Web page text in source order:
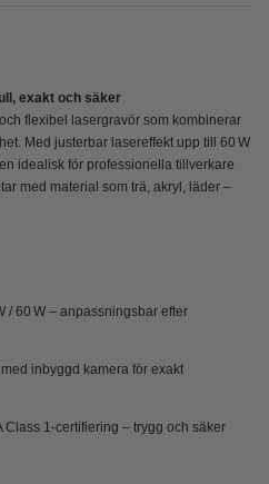
exakt och säker
flexibel lasergravör som kombinerar
Med justerbar lasereffekt upp till 60 W
idealisk för professionella tillverkare
med material som trä, akryl, läder –
/ 60 W – anpassningsbar efter
inbyggd kamera för exakt
Class 1-certifiering – trygg och säker